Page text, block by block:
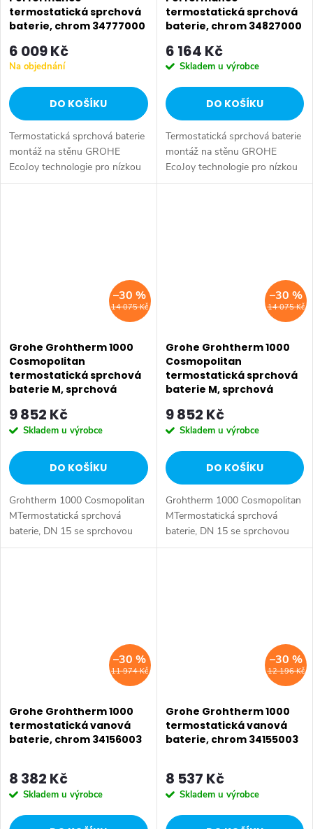
termostatická sprchová
baterie, chrom 34777000
6 009 Kč
Na objednání
DO KOŠÍKU
Termostatická sprchová baterie
montáž na stěnu GROHE
EcoJoy technologie pro nízkou
spotřebu vody a perfektní
termostatická sprchová
baterie, chrom 34827000
6 164 Kč
Skladem u výrobce
DO KOŠÍKU
Termostatická sprchová baterie
montáž na stěnu GROHE
EcoJoy technologie pro nízkou
spotřebu vody a perfektní
14 075 Kč
–30 %
Grohe Grohtherm 1000
Cosmopolitan
termostatická sprchová
baterie M, sprchová
34321002
9 852 Kč
Skladem u výrobce
DO KOŠÍKU
Grohtherm 1000 Cosmopolitan
MTermostatická sprchová
baterie, DN 15 se sprchovou
soupravou set obsahuje:
14 075 Kč
–30 %
Grohe Grohtherm 1000
Cosmopolitan
termostatická sprchová
baterie M, sprchová
34286002
9 852 Kč
Skladem u výrobce
DO KOŠÍKU
Grohtherm 1000 Cosmopolitan
MTermostatická sprchová
baterie, DN 15 se sprchovou
soupravou set obsahuje:
11 974 Kč
–30 %
Grohe Grohtherm 1000
termostatická vanová
baterie, chrom 34156003
8 382 Kč
Skladem u výrobce
12 196 Kč
–30 %
Grohe Grohtherm 1000
termostatická vanová
baterie, chrom 34155003
8 537 Kč
Skladem u výrobce